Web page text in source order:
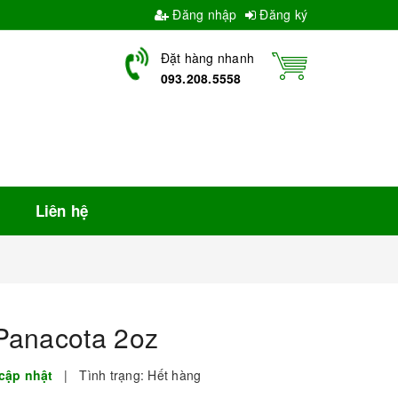
Đăng nhập Đăng ký
Đặt hàng nhanh
093.208.5558
Liên hệ
2oz
nhật | Tình trạng: Hết hàng